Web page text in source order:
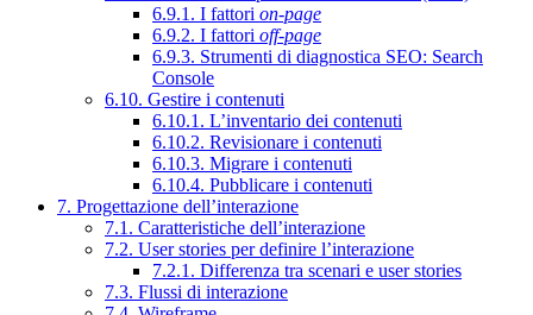
6.9.1. I fattori on-page
6.9.2. I fattori off-page
6.9.3. Strumenti di diagnostica SEO: Search
Console
6.10. Gestire i contenuti
6.10.1. L’inventario dei contenuti
6.10.2. Revisionare i contenuti
6.10.3. Migrare i contenuti
6.10.4. Pubblicare i contenuti
7. Progettazione dell’interazione
7.1. Caratteristiche dell’interazione
7.2. User stories per definire l’interazione
7.2.1. Differenza tra scenari e user stories
7.3. Flussi di interazione